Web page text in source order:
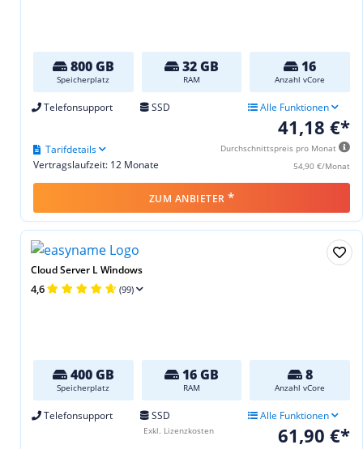
800 GB
Speicherplatz
32 GB
RAM
16
Anzahl vCore
Telefonsupport SSD Alle Funktionen
41,18 €*
Durchschnittspreis pro Monat
54,90 €/Monat
Vertragslaufzeit: 12 Monate
Tarifdetails
ZUM ANBIETER *
Cloud Server L Windows
4,6 (99)
400 GB
Speicherplatz
16 GB
RAM
8
Anzahl vCore
Telefonsupport SSD Alle Funktionen
61,90 €*
Exkl. Lizenzkosten